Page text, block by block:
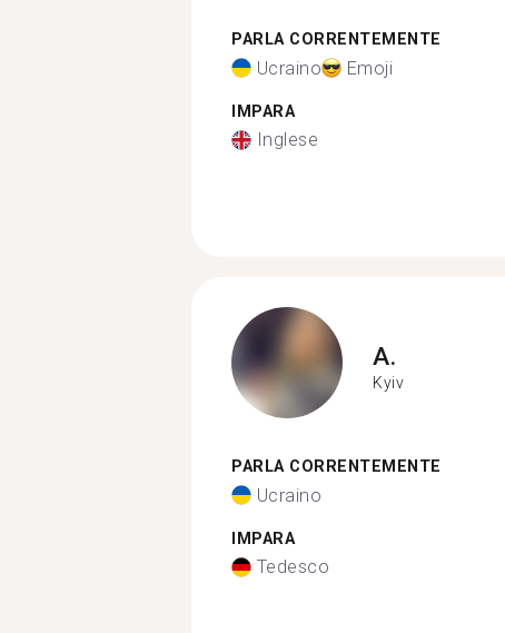
PARLA CORRENTEMENTE
Ucraino Emoji
IMPARA
Inglese
A.
Kyiv
PARLA CORRENTEMENTE
Ucraino
IMPARA
Tedesco